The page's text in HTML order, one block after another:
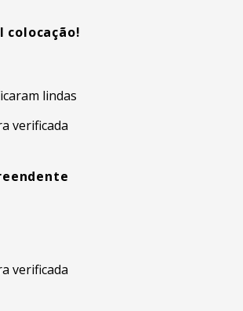
colocação!
lindas
verificada
verificada